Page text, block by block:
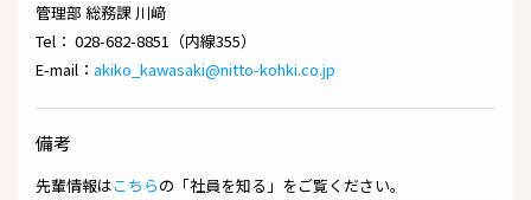
管理部 総務課 川﨑
Tel： 028-682-8851（内線355）
E-mail： akiko_kawasaki@nitto-kohki.co.jp
備考
先輩情報はこちらの「社員を知る」をご覧ください。